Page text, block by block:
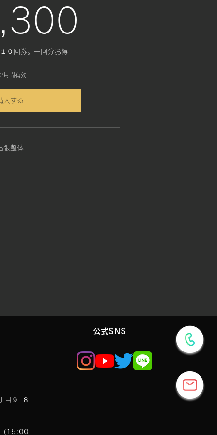
０回券。一回分お得
月間有効
入する
張整体
目９−８
15:00
​公式SNS